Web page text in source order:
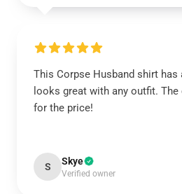
This Corpse Husband shirt has
looks great with any outfit.
for the price!
S Skye
Verified owner